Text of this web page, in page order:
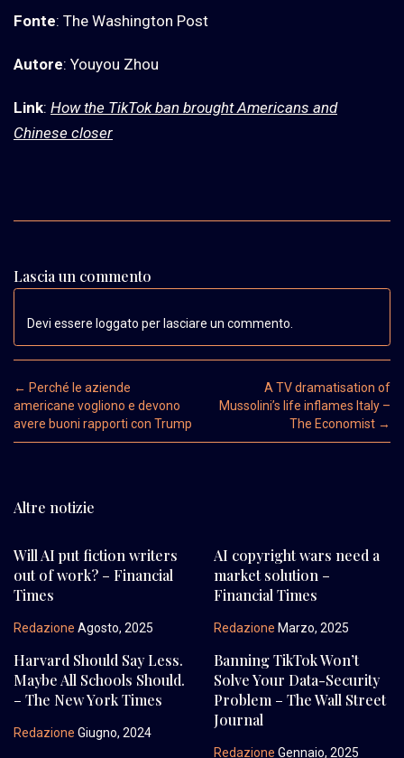
Fonte: The Washington Post
Autore: Youyou Zhou
Link: How the TikTok ban brought Americans and
Chinese closer
Lascia un commento
Devi essere loggato per lasciare un commento.
Post navigation
← Perché le aziende
americane vogliono e devono
avere buoni rapporti con Trump
A TV dramatisation of
Mussolini’s life inflames Italy –
The Economist →
Altre notizie
Will AI put fiction writers
out of work? – Financial
Times
Redazione Agosto, 2025
AI copyright wars need a
market solution –
Financial Times
Redazione Marzo, 2025
Harvard Should Say Less.
Maybe All Schools Should.
– The New York Times
Redazione Giugno, 2024
Banning TikTok Won’t
Solve Your Data-Security
Problem – The Wall Street
Journal
Redazione Gennaio, 2025